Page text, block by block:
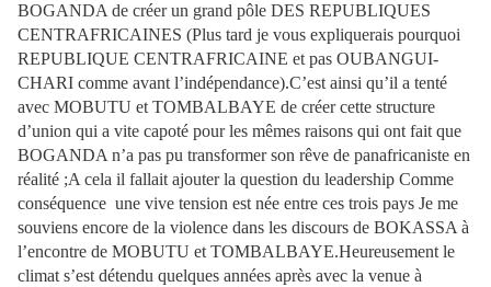
BOGANDA de créer un grand pôle DES REPUBLIQUES
CENTRAFRICAINES (Plus tard je vous expliquerais pourquoi
REPUBLIQUE CENTRAFRICAINE et pas OUBANGUI-
CHARI comme avant l’indépendance).C’est ainsi qu’il a tenté
avec MOBUTU et TOMBALBAYE de créer cette structure
d’union qui a vite capoté pour les mêmes raisons qui ont fait que
BOGANDA n’a pas pu transformer son rêve de panafricaniste en
réalité ;A cela il fallait ajouter la question du leadership Comme
conséquence une vive tension est née entre ces trois pays Je me
souviens encore de la violence dans les discours de BOKASSA à
l’encontre de MOBUTU et TOMBALBAYE.Heureusement le
climat s’est détendu quelques années après avec la venue à